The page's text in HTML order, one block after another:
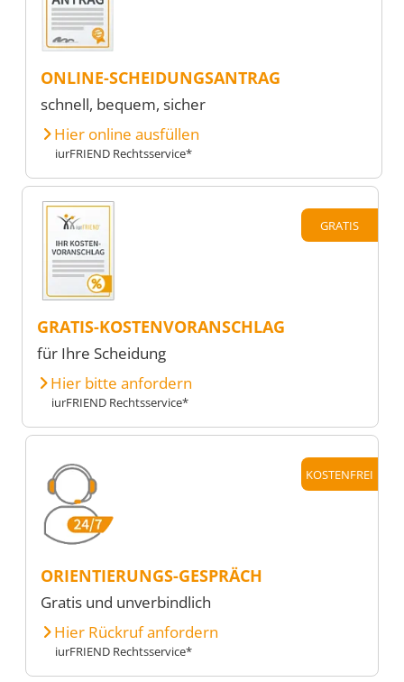
ONLINE-SCHEIDUNGSANTRAG
schnell, bequem, sicher
Hier online ausfüllen
iurFRIEND Rechtsservice*
GRATIS
GRATIS-KOSTENVORANSCHLAG
für Ihre Scheidung
Hier bitte anfordern
iurFRIEND Rechtsservice*
KOSTENFREI
ORIENTIERUNGS-GESPRÄCH
Gratis und unverbindlich
Hier Rückruf anfordern
iurFRIEND Rechtsservice*